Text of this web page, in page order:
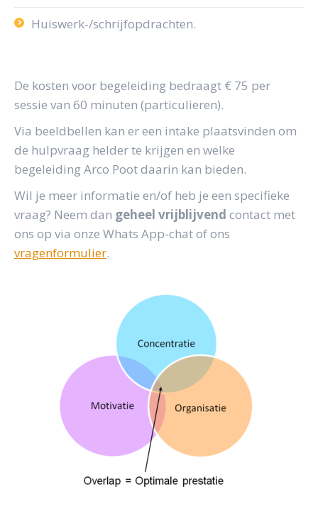
Huiswerk-/schrijfopdrachten.
De kosten voor begeleiding bedraagt € 75 per
sessie van 60 minuten (particulieren).
Via beeldbellen kan er een intake plaatsvinden om
de hulpvraag helder te krijgen en welke
begeleiding Arco Poot daarin kan bieden.
Wil je meer informatie en/of heb je een specifieke
vraag? Neem dan geheel vrijblijvend contact met
ons op via onze Whats App-chat of ons
vragenformulier.